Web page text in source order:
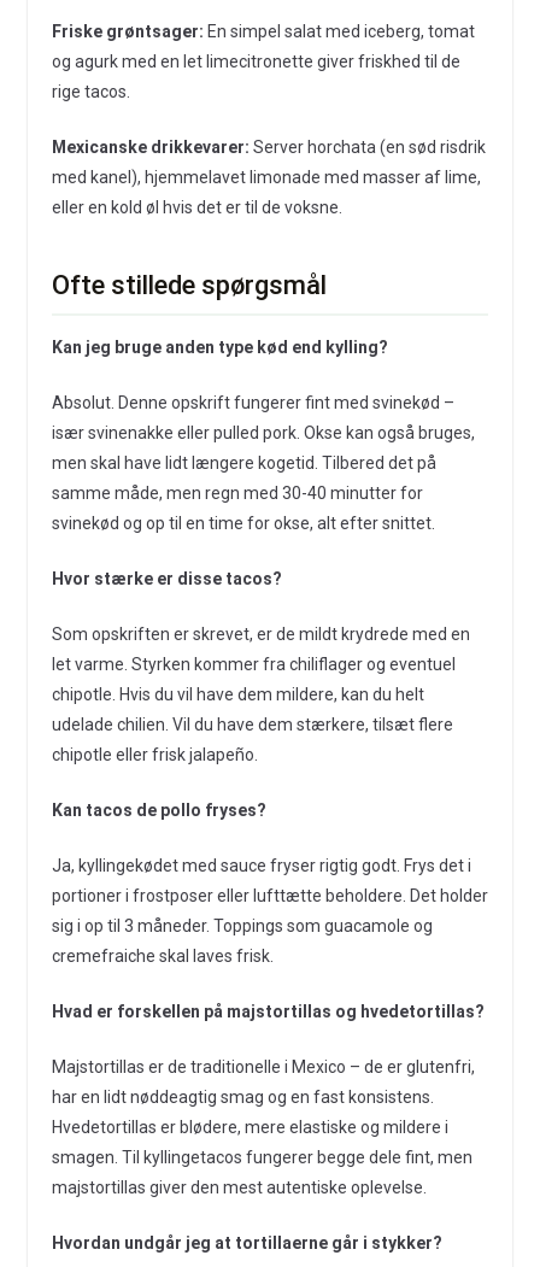
Friske grøntsager: En simpel salat med iceberg, tomat
og agurk med en let limecitronette giver friskhed til de
rige tacos.
Mexicanske drikkevarer: Server horchata (en sød risdrik
med kanel), hjemmelavet limonade med masser af lime,
eller en kold øl hvis det er til de voksne.
Ofte stillede spørgsmål
Kan jeg bruge anden type kød end kylling?
Absolut. Denne opskrift fungerer fint med svinekød –
især svinenakke eller pulled pork. Okse kan også bruges,
men skal have lidt længere kogetid. Tilbered det på
samme måde, men regn med 30-40 minutter for
svinekød og op til en time for okse, alt efter snittet.
Hvor stærke er disse tacos?
Som opskriften er skrevet, er de mildt krydrede med en
let varme. Styrken kommer fra chiliflager og eventuel
chipotle. Hvis du vil have dem mildere, kan du helt
udelade chilien. Vil du have dem stærkere, tilsæt flere
chipotle eller frisk jalapeño.
Kan tacos de pollo fryses?
Ja, kyllingekødet med sauce fryser rigtig godt. Frys det i
portioner i frostposer eller lufttætte beholdere. Det holder
sig i op til 3 måneder. Toppings som guacamole og
cremefraiche skal laves frisk.
Hvad er forskellen på majstortillas og hvedetortillas?
Majstortillas er de traditionelle i Mexico – de er glutenfri,
har en lidt nøddeagtig smag og en fast konsistens.
Hvedetortillas er blødere, mere elastiske og mildere i
smagen. Til kyllingetacos fungerer begge dele fint, men
majstortillas giver den mest autentiske oplevelse.
Hvordan undgår jeg at tortillaerne går i stykker?